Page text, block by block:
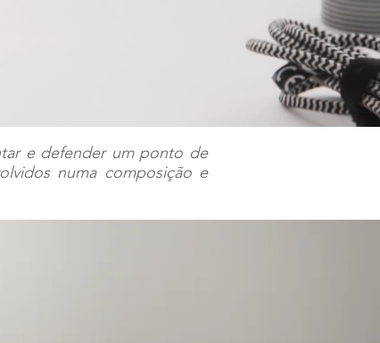
e defender um ponto de
numa composição e